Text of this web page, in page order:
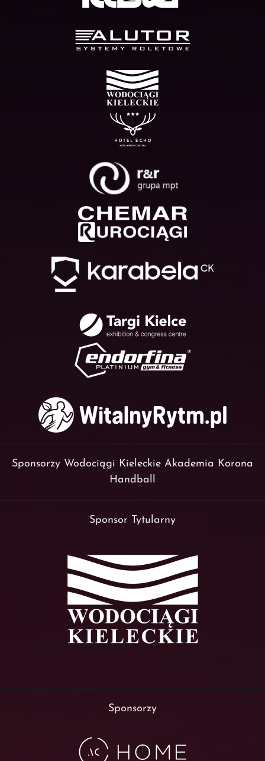
Sponsorzy Wodociągi Kieleckie Akademia Korona
Handball
Sponsor Tytularny
Sponsorzy